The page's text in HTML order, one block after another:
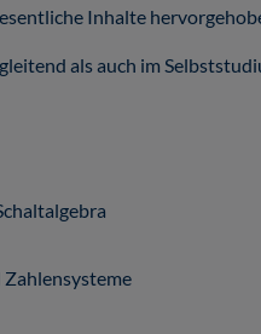
Inhalte
als auch im
Zahlensysteme